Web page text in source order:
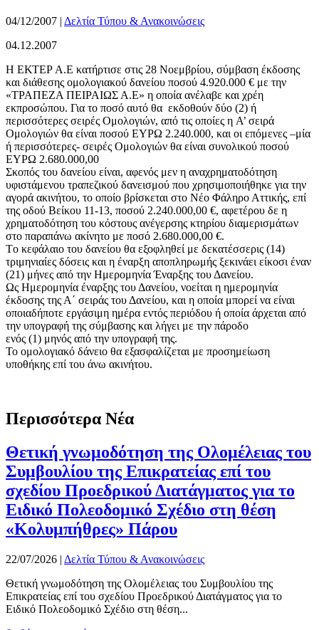
04/12/2007 | Δελτία Τύπου & Ανακοινώσεις
04.12.2007
Η ΕΚΤΕΡ Α.Ε κατήρτισε στις 28 Νοεμβρίου, σύμβαση έκδοσης
και διάθεσης ομολογιακού δανείου ποσού 4.920.000 € με την
«ΤΡΑΠΕΖΑ ΠΕΙΡΑΙΩΣ Α.Ε» η οποία ανέλαβε και χρέη
εκπροσώπου. Για το ποσό αυτό θα εκδοθούν δύο (2) ή
περισσότερες σειρές Ομολογιών, από τις οποίες η Α’ σειρά
Ομολογιών θα είναι ποσού ΕΥΡΩ 2.240.000, και οι επόμενες –μία
ή περισσότερες- σειρές Ομολογιών θα είναι συνολικού ποσού
ΕΥΡΩ 2.680.000,00
Σκοπός του δανείου είναι, αφενός μεν η αναχρηματοδότηση
υφιστάμενου τραπεζικού δανεισμού που χρησιμοποιήθηκε για την
αγορά ακινήτου, το οποίο βρίσκεται στο Νέο Φάληρο Αττικής, επί
της οδού Βείκου 11-13, ποσού 2.240.000,00 €, αφετέρου δε η
χρηματοδότηση του κόστους ανέγερσης κτηρίου διαμερισμάτων
στο παραπάνω ακίνητο με ποσό 2.680.000,00 €.
Tο κεφάλαιο του δανείου θα εξοφληθεί με δεκατέσσερις (14)
τριμηνιαίες δόσεις και η έναρξη αποπληρωμής ξεκινάει είκοσι έναν
(21) μήνες από την Ημερομηνία Έναρξης του Δανείου.
Ως Ημερομηνία έναρξης του Δανείου, νοείται η ημερομηνία
έκδοσης της Α΄ σειράς του Δανείου, και η οποία μπορεί να είναι
οποιαδήποτε εργάσιμη ημέρα εντός περιόδου ή οποία άρχεται από
την υπογραφή της σύμβασης και λήγει με την πάροδο
ενός (1) μηνός από την υπογραφή της.
Το ομολογιακό δάνειο θα εξασφαλίζεται με προσημείωση
υποθήκης επί του άνω ακινήτου.
Περισσότερα Νέα
Θετική γνωμοδότηση της Ολομέλειας του
Συμβουλίου της Επικρατείας επί του
σχεδίου Προεδρικού Διατάγματος για το
Ειδικό Πολεοδομικό Σχέδιο στη θέση
«Κολυμπήθρες» Πάρου
22/07/2026 | Δελτία Τύπου & Ανακοινώσεις
Θετική γνωμοδότηση της Ολομέλειας του Συμβουλίου της
Επικρατείας επί του σχεδίου Προεδρικού Διατάγματος για το
Ειδικό Πολεοδομικό Σχέδιο στη θέση...